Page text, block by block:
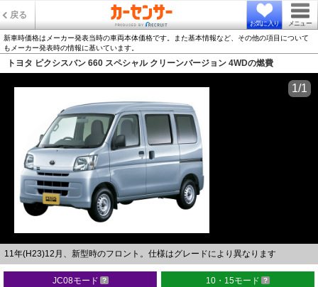
戻る
お気に入り メニュー
新車時価格はメーカー発表当時の車両本体価格です。また基本情報など、その他の項目について
もメーカー発表時の情報に基いています。
トヨタ ピクシスバン 660 スペシャル クリーンバージョン 4WDの燃費
11年(H23)12月、新型時のフロント。仕様はグレードにより異なります
1/1
JC08モード 10・15モード